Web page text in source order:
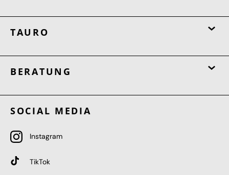
TAURO
BERATUNG
SOCIAL MEDIA
Instagram
TikTok